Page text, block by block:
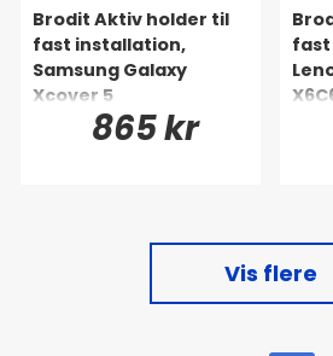
Brodit Aktiv holder til
fast installation,
Samsung Galaxy
Xcover 5
865 kr
Vis flere